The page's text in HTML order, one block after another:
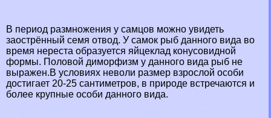
В период размножения у самцов можно увидеть
заострённый семя отвод. У самок рыб данного вида во
время нереста образуется яйцеклад конусовидной
формы. Пoлoвoй диморфизм у данного вида рыб не
выражен.В условиях неволи размер взрослой особи
достигает 20-25 сантиметров, в природе встречаются и
более крупные особи данного вида.